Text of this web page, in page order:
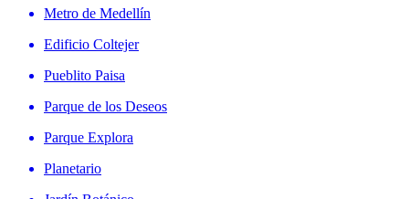
Metro de Medellín
Edificio Coltejer
Pueblito Paisa
Parque de los Deseos
Parque Explora
Planetario